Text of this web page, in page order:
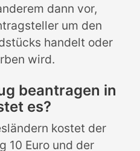
dann vor,
um den
handelt oder
wird.
beantragen in
es?
kostet der
10 Euro und der